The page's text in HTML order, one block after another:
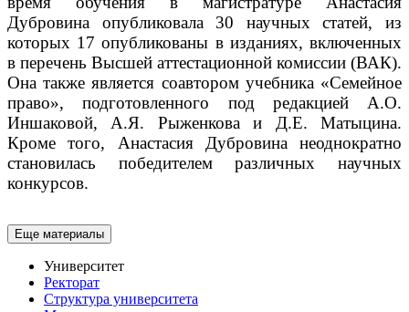
Дубровина опубликовала 30 научных статей, из
которых 17 опубликованы в изданиях, включенных
в перечень Высшей аттестационной комиссии (ВАК).
Она также является соавтором учебника «Семейное
право», подготовленного под редакцией А.О.
Иншаковой, А.Я. Рыженкова и Д.Е. Матыцина.
Кроме того, Анастасия Дубровина неоднократно
становилась победителем различных научных
конкурсов.
Еще материалы
Университет
Ректорат
Структура университета